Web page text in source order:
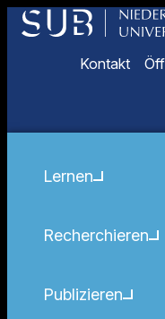
Kontakt
Lernen
Recherchieren
Publizieren